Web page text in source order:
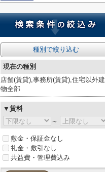
種別で絞り込む
現在の種別
店舗(賃貸),事務所(賃貸),住宅以外建
物全部
▼賃料
～
敷金・保証金なし
礼金・敷引なし
共益費・管理費込み